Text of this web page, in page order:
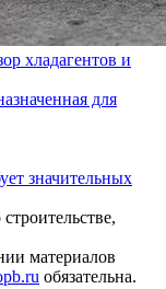
хладагентов и
для
значительных
материалов
обязательна.